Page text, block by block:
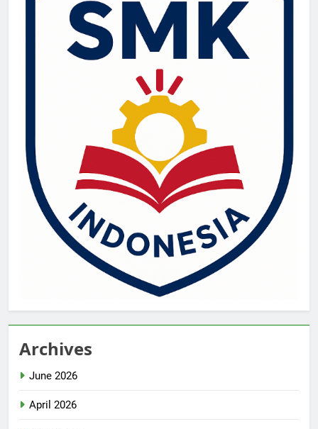
Archives
June 2026
April 2026